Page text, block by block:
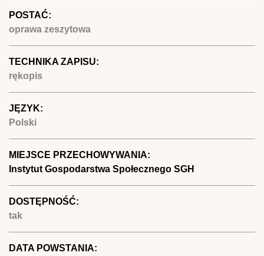
POSTAĆ:
oprawa zeszytowa
TECHNIKA ZAPISU:
rękopis
JĘZYK:
Polski
MIEJSCE PRZECHOWYWANIA:
Instytut Gospodarstwa Społecznego SGH
DOSTĘPNOŚĆ:
tak
DATA POWSTANIA: